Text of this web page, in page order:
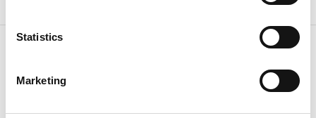
Statistics
Marketing
Norra Forsåkersgatan 4